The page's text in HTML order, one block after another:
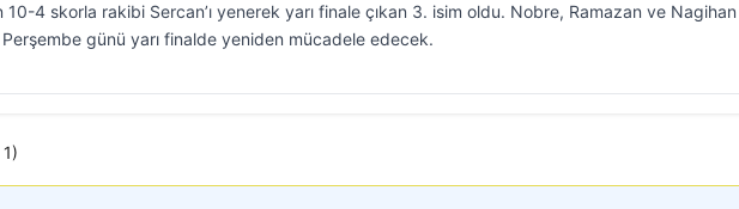
10-4 skorla rakibi Sercan’ı yenerek yarı finale çıkan 3. isim oldu. Nobre, Ramazan ve
günü yarı finalde yeniden mücadele edecek.